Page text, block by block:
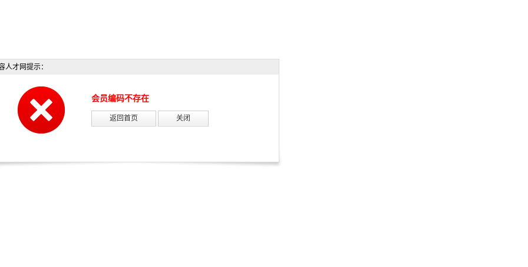
人才网提示：
会员编码不存在
返回首页 关闭